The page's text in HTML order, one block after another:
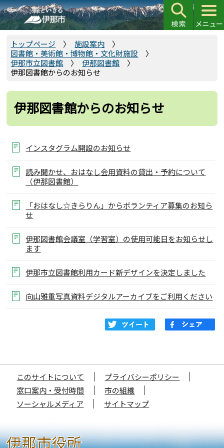
こ
の
ペ
頭
トップページ
施設案内
図書館・美術館・博物館・文化財施設
伊那市立図書館
伊那図書館
伊那図書館からのお知らせ
伊那図書館からのお知らせ
インスタグラム開設のお知らせ
読み聞かせ、おはなし会用資料の貸出・予約について
（伊那図書館）
「おはなし☆きらりん」からボランティア募集のお知ら
せ
伊那図書館会議室（学習室）の使用可能日をお知らせし
ます
伊那市立図書館利用カード新デザインを決定しました
向山雅重写真資料デジタルアーカイブをご利用ください
このサイトについて
プライバシーポリシー
窓口案内・受付時間
市の組織
ソーシャルメディア
サイトマップ
伊那市役所